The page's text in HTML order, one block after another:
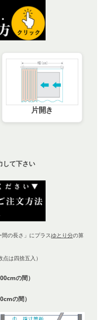
片開き
して下さい
の長さ」にプラスゆとり分の算
は四捨五入）
の間）
の間）